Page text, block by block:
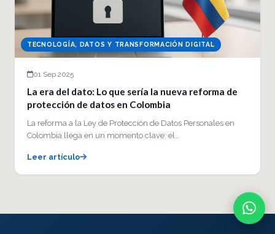
TECNOLOGÍA, DATOS Y TRANSFORMACIÓN DIGITAL
01 Sep 2025
La era del dato: Lo que sería la nueva reforma de
protección de datos en Colombia
La reforma a la Ley de Protección de Datos Personales en
Colombia llega en un momento clave: el…
Leer artículo